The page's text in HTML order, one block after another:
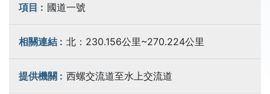
國道一號
北：230.156公里~270.224公里
西螺交流道至水上交流道